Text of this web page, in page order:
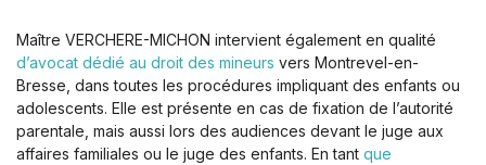
Maître VERCHERE-MICHON intervient également en qualité
d’avocat dédié au droit des mineurs vers Montrevel-en-
Bresse, dans toutes les procédures impliquant des enfants ou
adolescents. Elle est présente en cas de fixation de l’autorité
parentale, mais aussi lors des audiences devant le juge aux
affaires familiales ou le juge des enfants. En tant que